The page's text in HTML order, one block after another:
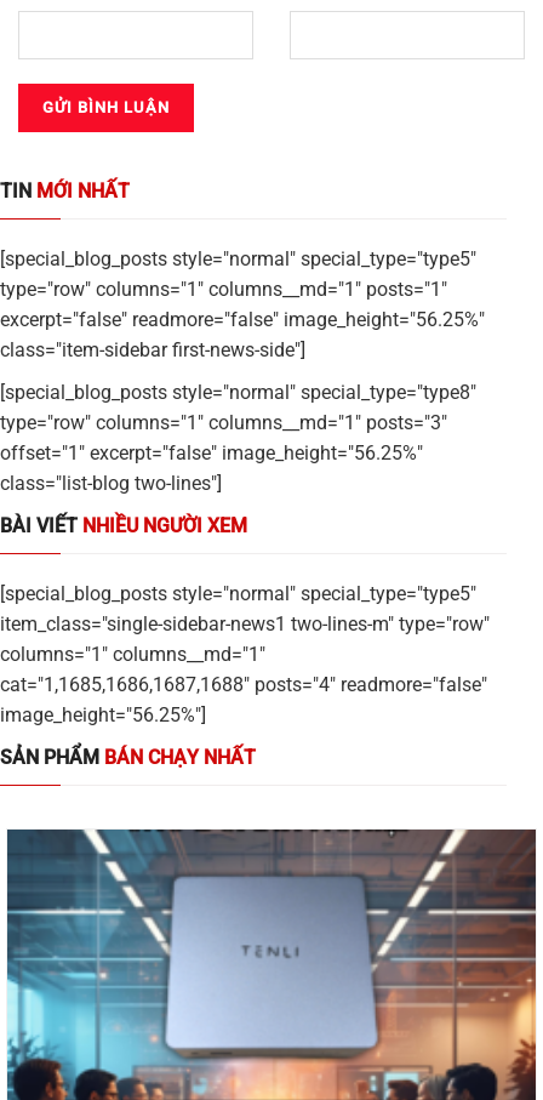
TIN MỚI NHẤT
[special_blog_posts style="normal" special_type="type5"
type="row" columns="1" columns__md="1" posts="1"
excerpt="false" readmore="false" image_height="56.25%"
class="item-sidebar first-news-side"]
[special_blog_posts style="normal" special_type="type8"
type="row" columns="1" columns__md="1" posts="3"
offset="1" excerpt="false" image_height="56.25%"
class="list-blog two-lines"]
BÀI VIẾT NHIỀU NGƯỜI XEM
[special_blog_posts style="normal" special_type="type5"
item_class="single-sidebar-news1 two-lines-m" type="row"
columns="1" columns__md="1"
cat="1,1685,1686,1687,1688" posts="4" readmore="false"
image_height="56.25%"]
SẢN PHẨM BÁN CHẠY NHẤT